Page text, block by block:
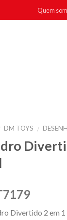
Quem
DM TOYS /
Divertido 2 em